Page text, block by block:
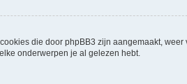
die door phpBB3 zijn aangemaakt,
onderwerpen je al gelezen hebt.